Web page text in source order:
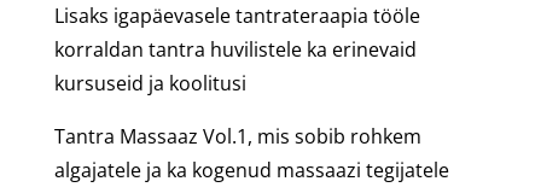
Lisaks igapäevasele tantrateraapia tööle
korraldan tantra huvilistele ka erinevaid
kursuseid ja koolitusi
Tantra Massaaz Vol.1, mis sobib rohkem
algajatele ja ka kogenud massaazi tegijatele